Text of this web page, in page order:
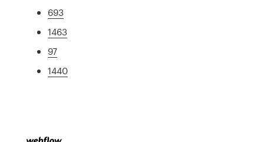
693
1463
97
1440